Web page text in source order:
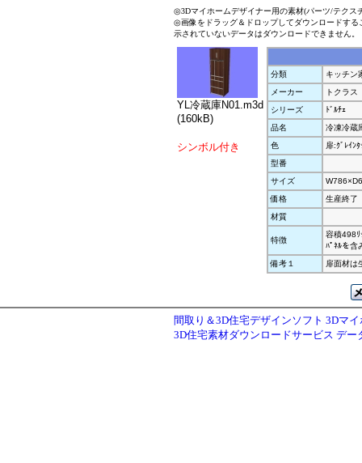
◎3Dマイホームデザイナー用の素材(パーツ/テクス
◎画像をドラッグ＆ドロップしてダウンロードす
示されていないデータはダウンロードできません。
YL冷蔵庫N01.m3d
(160kB)
シンボル付き
分類
キッチン
メーカー
トクラス
シリーズ
ﾄﾞﾙﾁｪ
品名
冷凍冷蔵
色
扉:ｸﾞﾚｲﾝﾀ
型番
サイズ
価格
生産終了
材質
特徴
容積498ﾘ
ﾊﾟﾈﾙを含
備考１
扉面材は
間取り＆3D住宅デザインソフト 3Dマ
3D住宅素材ダウンロードサービス デー